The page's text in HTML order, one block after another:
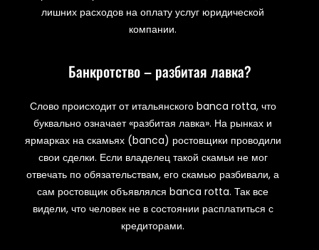
лишних расходов на оплату услуг юридической
компании.
Банкротство – разбитая лавка?
Слово происходит от итальянского banca rotta, что
буквально означает «разбитая лавка». На рынках и
ярмарках на скамьях (banca) ростовщики проводили
свои сделки. Если владелец такой скамьи не мог
отвечать по обязательствам, его скамью разбивали, а
сам ростовщик объявлялся banca rotta. Так все
видели, что человек не в состоянии расплатиться с
кредиторами.